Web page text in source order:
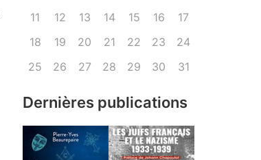
11
12 13 14 15 16
17
18
19 20 21 22 23
24
25
26 27 28 29 30 31
Dernières publications